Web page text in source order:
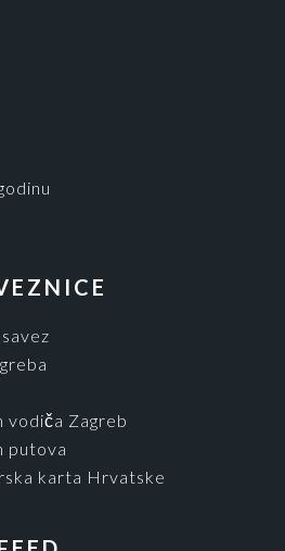
vodiča Zagreb
putova
karta Hrvatske